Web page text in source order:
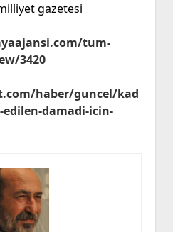
gazetesi
tum-
3420
haber/guncel/kad
damadi-icin-